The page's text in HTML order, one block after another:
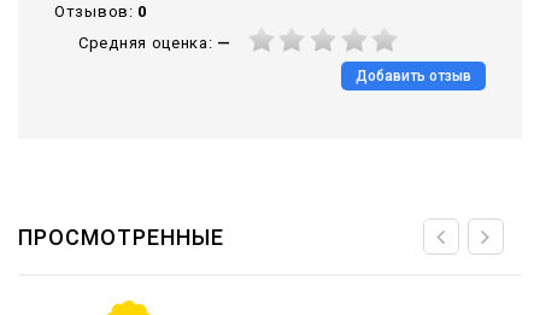
Отзывов: 0
Средняя оценка: —
Добавить отзыв
ПРОСМОТРЕННЫЕ